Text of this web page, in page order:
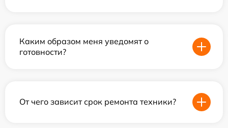
Каким образом меня уведомят о
готовности?
От чего зависит срок ремонта техники?